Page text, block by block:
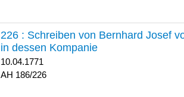
226 : Schreiben von Bernhard Josef
in dessen Kompanie
10.04.1771
186/226